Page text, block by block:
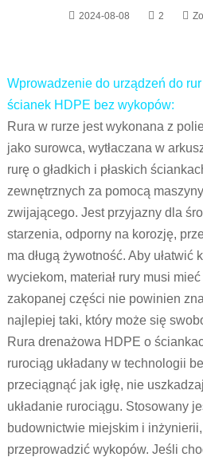
2024-08-08 2
Wprowadzenie do urządzeń do
ścianek HDPE bez wykopów:
Rura w rurze jest wykonana z
jako surowca, wytłaczana w
rurę o gładkich i płaskich
zewnętrznych za pomocą
zwijającego. Jest przyjazny dla
starzenia, odporny na korozję,
ma długą żywotność. Aby ułatwić
wyciekom, materiał rury musi
zakopanej części nie powinien
najlepiej taki, który może się
Rura drenażowa HDPE o
rurociąg układany w technologii
przeciągnąć jak igłę, nie
układanie rurociągu. Stosowany
budownictwie miejskim i
przeprowadzić wykopów. Jeśli